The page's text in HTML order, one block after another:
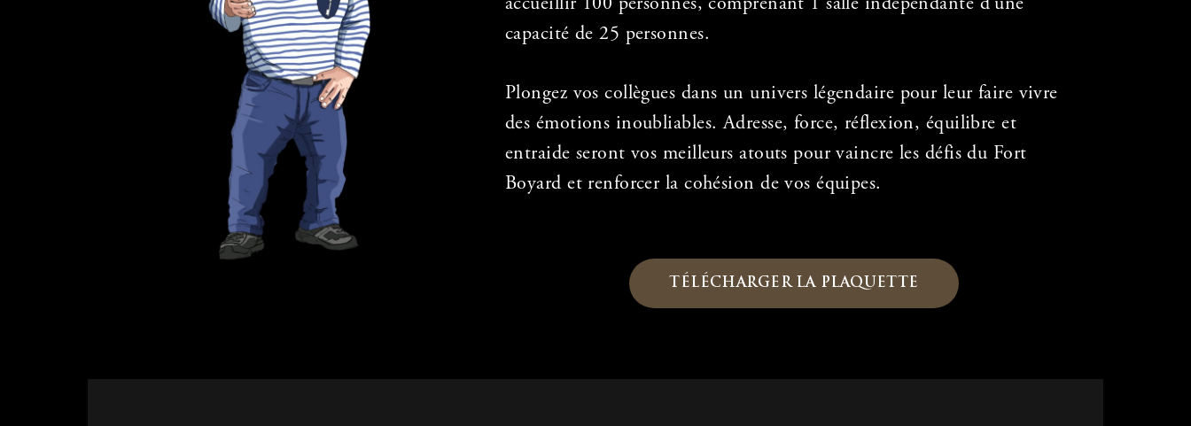
accueillir 100 personnes, comprenant 1 salle indépendante d’une
capacité de 25 personnes.
Plongez vos collègues dans un univers légendaire pour leur faire vivre
des émotions inoubliables. Adresse, force, réflexion, équilibre et
entraide seront vos meilleurs atouts pour vaincre les défis du Fort
Boyard et renforcer la cohésion de vos équipes.
TÉLÉCHARGER LA PLAQUETTE